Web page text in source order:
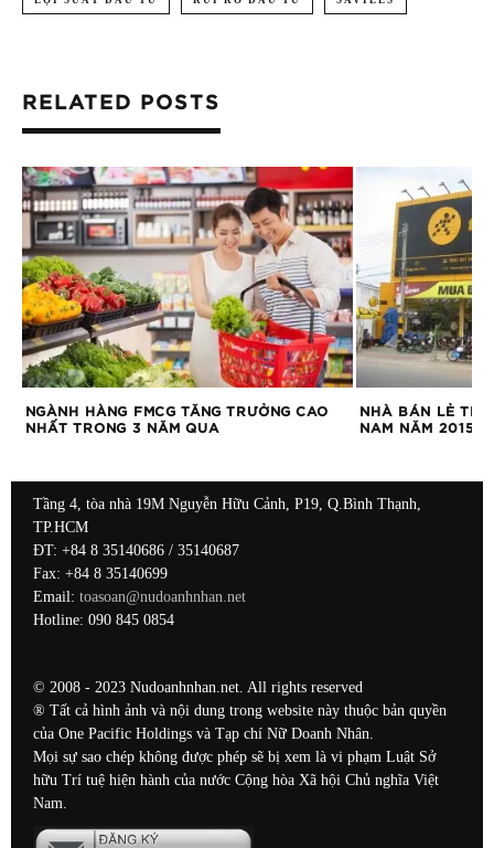
RELATED POSTS
NGÀNH HÀNG FMCG TĂNG TRƯỞNG CAO
NHẤT TRONG 3 NĂM QUA
NHÀ BÁN LẺ
NAM NĂM 2015
Tầng 4, tòa nhà 19M Nguyễn Hữu Cảnh, P19, Q.Bình Thạnh,
TP.HCM
ĐT: +84 8 35140686 / 35140687
Fax: +84 8 35140699
Email: toasoan@nudoanhnhan.net
Hotline: 090 845 0854
© 2008 - 2023 Nudoanhnhan.net. All rights reserved
® Tất cả hình ảnh và nội dung trong website này thuộc bản quyền
của One Pacific Holdings và Tạp chí Nữ Doanh Nhân.
Mọi sự sao chép không được phép sẽ bị xem là vi phạm Luật Sở
hữu Trí tuệ hiện hành của nước Cộng hòa Xã hội Chủ nghĩa Việt
Nam.